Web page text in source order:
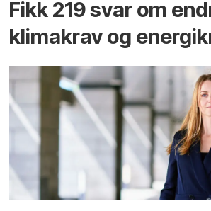
Fikk 219 svar om
klimakrav og